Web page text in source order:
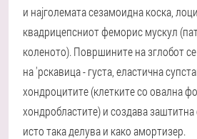
и најголемата сезамоидна коска,
квадрицепсниот феморис мускул
коленото). Површините на зглобот
на 'рскавица - густа, еластична
хондроцитите (клетките со овална
хондробластите) и создава
исто така делува и како амортизер.